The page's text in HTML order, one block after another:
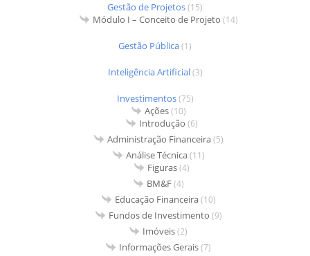
Gestão de Projetos(15)
Módulo I – Conceito de Projeto (14)
Gestão Pública(1)
Inteligência Artificial(3)
Investimentos(75)
Ações(10)
Introdução (6)
Administração Financeira(5)
Análise Técnica(11)
Figuras(4)
BM&F(4)
Educação Financeira(10)
Fundos de Investimento (9)
Imóveis(2)
Informações Gerais(7)